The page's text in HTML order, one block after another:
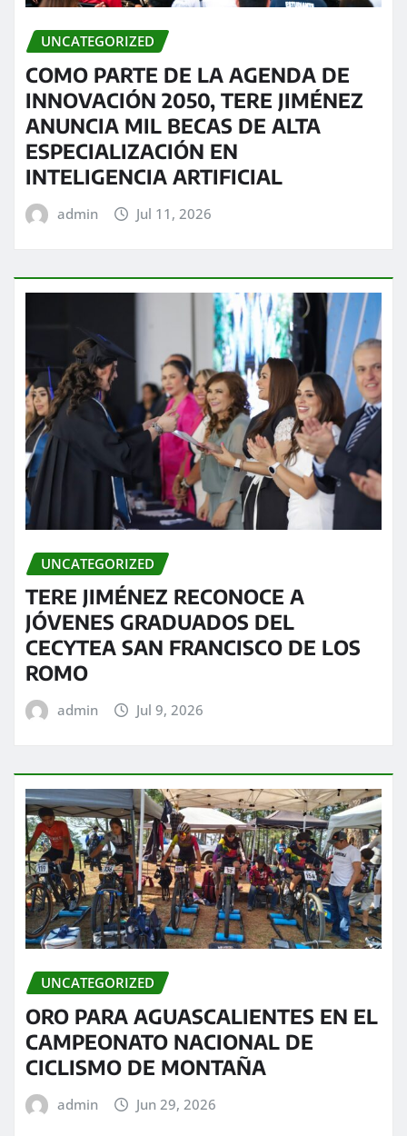
UNCATEGORIZED
COMO PARTE DE LA AGENDA DE
INNOVACIÓN 2050, TERE JIMÉNEZ
ANUNCIA MIL BECAS DE ALTA
ESPECIALIZACIÓN EN
INTELIGENCIA ARTIFICIAL
admin Jul 11, 2026
UNCATEGORIZED
TERE JIMÉNEZ RECONOCE A
JÓVENES GRADUADOS DEL
CECYTEA SAN FRANCISCO DE LOS
ROMO
admin Jul 9, 2026
UNCATEGORIZED
ORO PARA AGUASCALIENTES EN EL
CAMPEONATO NACIONAL DE
CICLISMO DE MONTAÑA
admin Jun 29, 2026